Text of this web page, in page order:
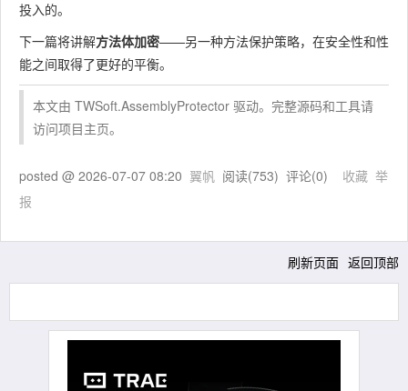
投入的。
下一篇将讲解方法体加密——另一种方法保护策略，在安全性和性
能之间取得了更好的平衡。
本文由 TWSoft.AssemblyProtector 驱动。完整源码和工具请
访问项目主页。
posted @ 2026-07-07 08:20 翼帆 阅读(753) 评论(0) 收藏 举
报
刷新页面 返回顶部